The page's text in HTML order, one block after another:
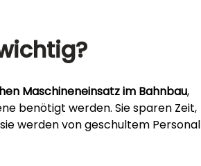
Maschineneinsatz im Bahnbau,
benötigt werden. Sie sparen Zeit,
werden von geschultem Personal